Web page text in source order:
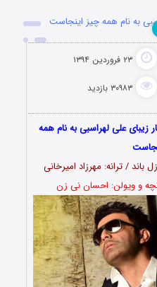
به نام همه چیز اینجاست
۲۳ فروردین ۱۳۹۴
۳۰۹۸۳ بازدید
زیبای علی لهراسبی به نام همه
/ ترانه: مهرزاد امیرخانی
و ویولن: احسان نی زن